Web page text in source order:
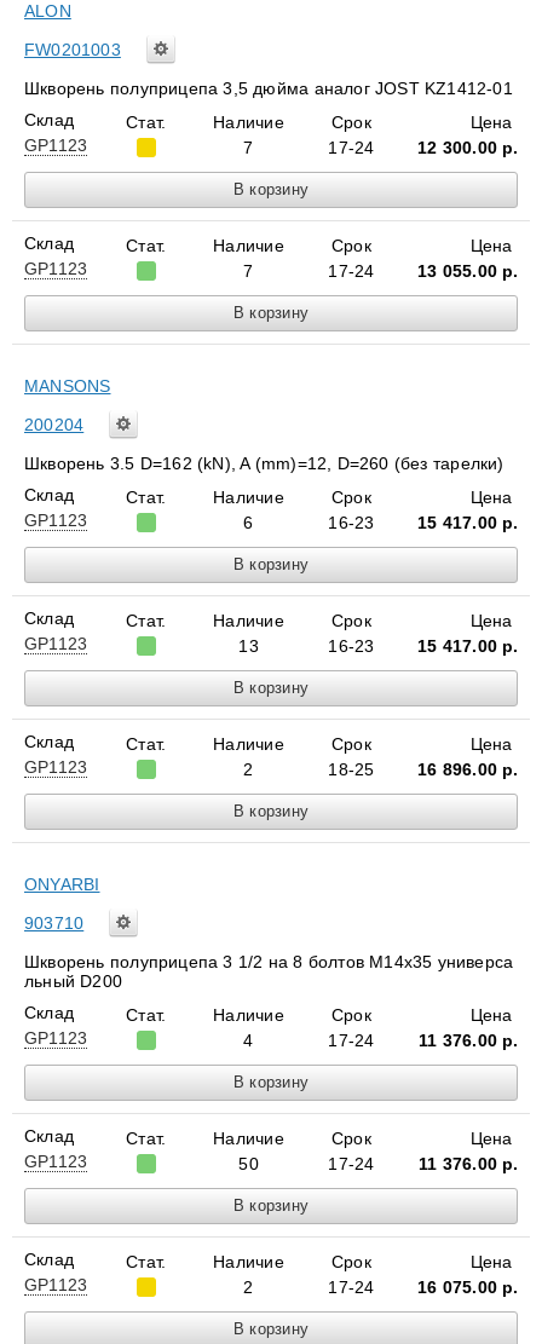
ALON
FW0201003
Шкворень полуприцепа 3,5 дюйма аналог JOST KZ1412-01
Склад
GP1123
Стат.
Наличие
7
Срок
17-24
Цена
12 300.00 р.
Склад
GP1123
Стат.
Наличие
7
Срок
17-24
Цена
13 055.00 р.
MANSONS
200204
Шкворень 3.5 D=162 (kN), A (mm)=12, D=260 (без тарелки)
Склад
GP1123
Стат.
Наличие
6
Срок
16-23
Цена
15 417.00 р.
Склад
GP1123
Стат.
Наличие
13
Срок
16-23
Цена
15 417.00 р.
Склад
GP1123
Стат.
Наличие
2
Срок
18-25
Цена
16 896.00 р.
ONYARBI
903710
Шкворень полуприцепа 3 1/2 на 8 болтов M14x35 универса
льный D200
Склад
GP1123
Стат.
Наличие
4
Срок
17-24
Цена
11 376.00 р.
Склад
GP1123
Стат.
Наличие
50
Срок
17-24
Цена
11 376.00 р.
Склад
GP1123
Стат.
Наличие
2
Срок
17-24
Цена
16 075.00 р.